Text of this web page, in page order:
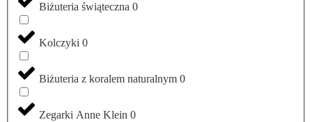
Biżuteria świąteczna 0
Kolczyki 0
Biżuteria z koralem naturalnym 0
Zegarki Anne Klein 0